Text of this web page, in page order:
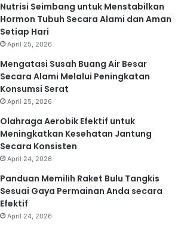
Nutrisi Seimbang untuk Menstabilkan
Hormon Tubuh Secara Alami dan Aman
Setiap Hari
April 25, 2026
Mengatasi Susah Buang Air Besar
Secara Alami Melalui Peningkatan
Konsumsi Serat
April 25, 2026
Olahraga Aerobik Efektif untuk
Meningkatkan Kesehatan Jantung
Secara Konsisten
April 24, 2026
Panduan Memilih Raket Bulu Tangkis
Sesuai Gaya Permainan Anda secara
Efektif
April 24, 2026